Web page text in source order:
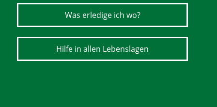
Was erledige ich wo?
Hilfe in allen Lebenslagen